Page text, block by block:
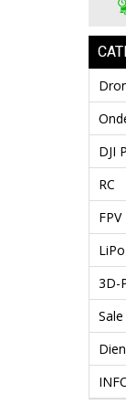
DJI
RC
FPV
LiPo
3D-
Sale